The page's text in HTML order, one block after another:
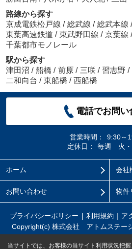
路線から探す
京成電鉄松戸線 / 総武線 / 総武本線 /
東葉高速鉄道 / 東武野田線 / 京葉線 /
千葉都市モノレール
駅から探す
津田沼 / 船橋 / 前原 / 三咲 / 習志野 /
二和向台 / 東船橋 / 西船橋
電話でお問い
営業時間：
9:30～
定休日：
毎週 火・
ホーム 会社
お問い合わせ 物件
プライバシーポリシー 利用規約 ア
Copyright(c) 株式会社 アトムステー
当サイトでは、お客様の当サイト利用状況把